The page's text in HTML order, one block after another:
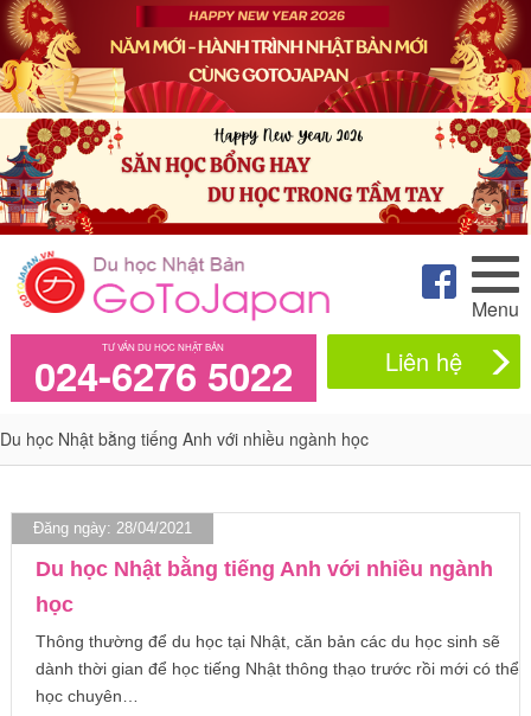
Menu
TƯ VẤN DU HỌC NHẬT BẢN
024-6276 5022 Liên hệ
Du học Nhật bằng tiếng Anh với nhiều ngành học
Đăng ngày: 28/04/2021
Du học Nhật bằng tiếng Anh với nhiều ngành
học
Thông thường để du học tại Nhật, căn bản các du học sinh sẽ
dành thời gian để học tiếng Nhật thông thạo trước rồi mới có thể
học chuyên…